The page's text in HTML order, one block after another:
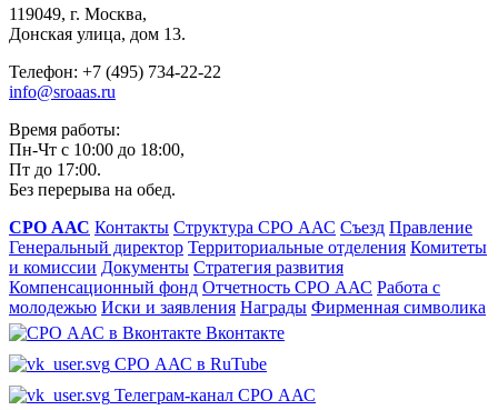
119049, г. Москва,
Донская улица, дом 13.
Телефон: +7 (495) 734-22-22
info@sroaas.ru
Время работы:
Пн-Чт с 10:00 до 18:00,
Пт до 17:00.
Без перерыва на обед.
СРО ААС Контакты Структура СРО ААС Съезд Правление
Генеральный директор Территориальные отделения Комитеты
и комиссии Документы Стратегия развития
Компенсационный фонд Отчетность СРО ААС Работа с
молодежью Иски и заявления Награды Фирменная символика
Вконтакте
СРО ААС в RuTube
Телеграм-канал СРО ААС